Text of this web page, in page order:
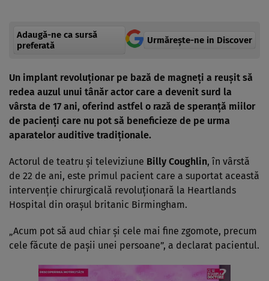
Adaugă-ne ca sursă
preferată
Urmărește-ne in Discover
Un implant revoluţionar pe bază de magneţi a reuşit să
redea auzul unui tânăr actor care a devenit surd la
vârsta de 17 ani, oferind astfel o rază de speranţă miilor
de pacienţi care nu pot să beneficieze de pe urma
aparatelor auditive tradiţionale.
Actorul de teatru şi televiziune Billy Coughlin, în vârstă
de 22 de ani, este primul pacient care a suportat această
intervenţie chirurgicală revoluţionară la Heartlands
Hospital din oraşul britanic Birmingham.
„Acum pot să aud chiar şi cele mai fine zgomote, precum
cele făcute de paşii unei persoane”, a declarat pacientul.